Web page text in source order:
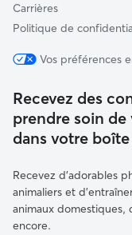
Carrières
Politique de
Vos préférences
Recevez des
prendre soin
dans votre
Recevez d'adorables
animaliers et
animaux
encore.